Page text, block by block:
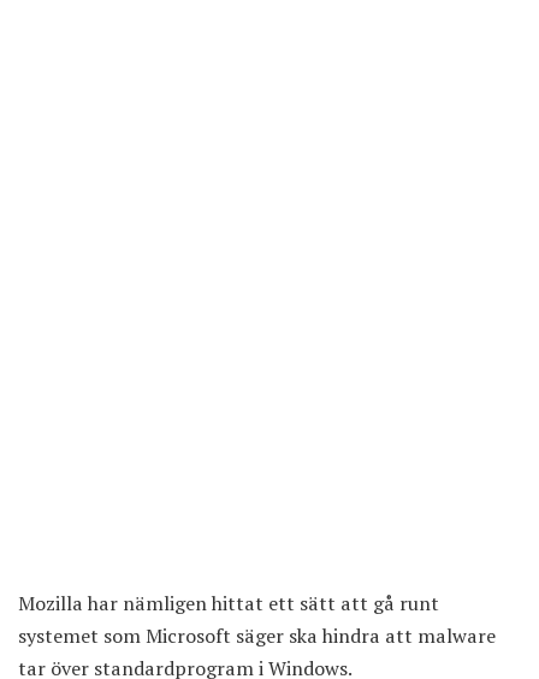
Mozilla har nämligen hittat ett sätt att gå runt
systemet som Microsoft säger ska hindra att malware
tar över standardprogram i Windows.